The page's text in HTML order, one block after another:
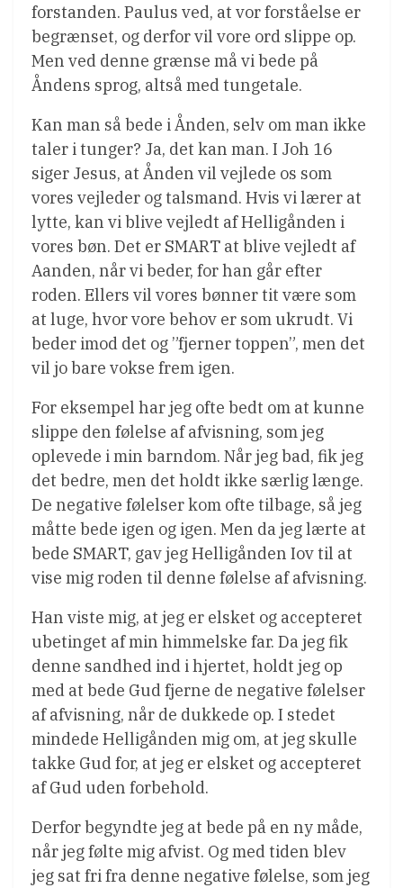
forstanden. Paulus ved, at vor forståelse er
begrænset, og derfor vil vore ord slippe op.
Men ved denne grænse må vi bede på
Åndens sprog, altså med tungetale.
Kan man så bede i Ånden, selv om man ikke
taler i tunger? Ja, det kan man. I Joh 16
siger Jesus, at Ånden vil vejlede os som
vores vejleder og talsmand. Hvis vi lærer at
lytte, kan vi blive vejledt af Helligånden i
vores bøn. Det er SMART at blive vejledt af
Aanden, når vi beder, for han går efter
roden. Ellers vil vores bønner tit være som
at luge, hvor vore behov er som ukrudt. Vi
beder imod det og ”fjerner toppen”, men det
vil jo bare vokse frem igen.
For eksempel har jeg ofte bedt om at kunne
slippe den følelse af afvisning, som jeg
oplevede i min barndom. Når jeg bad, fik jeg
det bedre, men det holdt ikke særlig længe.
De negative følelser kom ofte tilbage, så jeg
måtte bede igen og igen. Men da jeg lærte at
bede SMART, gav jeg Helligånden Iov til at
vise mig roden til denne følelse af afvisning.
Han viste mig, at jeg er elsket og accepteret
ubetinget af min himmelske far. Da jeg fik
denne sandhed ind i hjertet, holdt jeg op
med at bede Gud fjerne de negative følelser
af afvisning, når de dukkede op. I stedet
mindede Helligånden mig om, at jeg skulle
takke Gud for, at jeg er elsket og accepteret
af Gud uden forbehold.
Derfor begyndte jeg at bede på en ny måde,
når jeg følte mig afvist. Og med tiden blev
jeg sat fri fra denne negative følelse, som jeg